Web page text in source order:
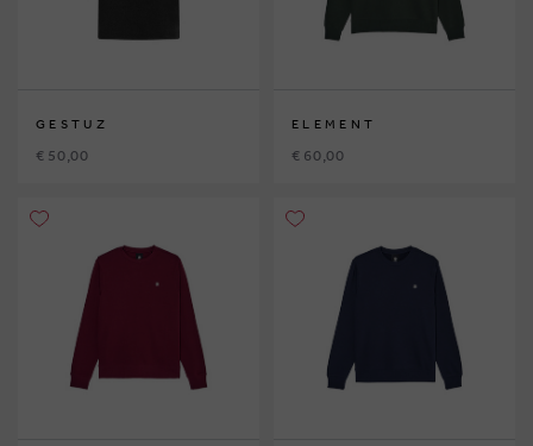
GESTUZ
€ 50,00
ELEMENT
€ 60,00